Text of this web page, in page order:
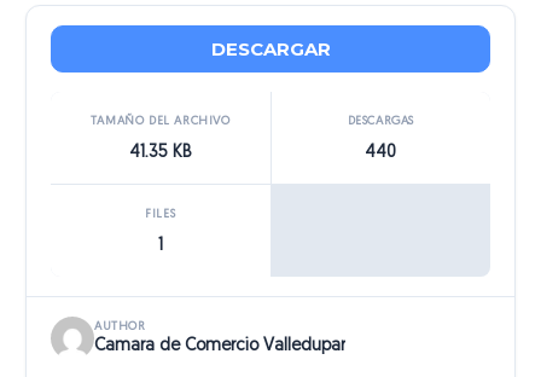
DESCARGAR
TAMAÑO DEL ARCHIVO
41.35 KB
DESCARGAS
440
FILES
AUTHOR
Camara de Comercio Valledupar